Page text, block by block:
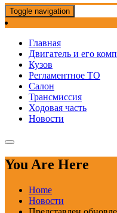
Toggle navigation
Главная
Двигатель и его
Кузов
Регламентное ТО
Салон
Трансмиссия
Ходовая часть
Новости
You Are Here
Home
Новости